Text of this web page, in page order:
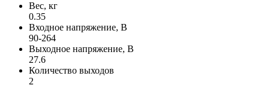
Вес, кг
0.35
Входное напряжение, В
90-264
Выходное напряжение, В
27.6
Количество выходов
2